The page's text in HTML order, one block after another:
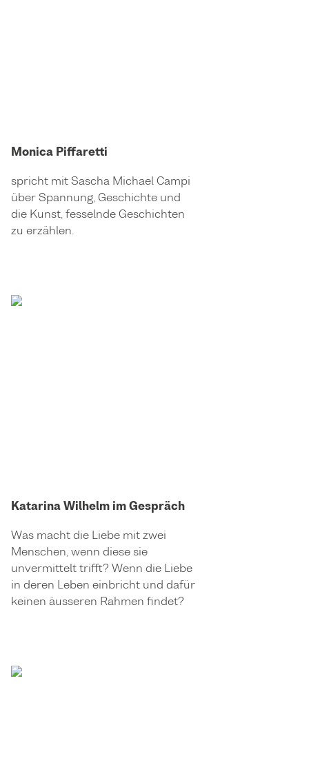
Monica Piffaretti
spricht mit Sascha Michael Campi
über Spannung, Geschichte und
die Kunst, fesselnde Geschichten
zu erzählen.
Katarina Wilhelm im Gespräch
Was macht die Liebe mit zwei
Menschen, wenn diese sie
unvermittelt trifft? Wenn die Liebe
in deren Leben einbricht und dafür
keinen äusseren Rahmen findet?